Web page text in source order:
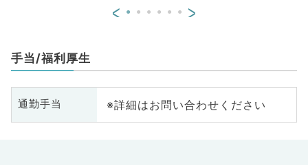
< >
手当/福利厚生
通勤手当 ※詳細はお問い合わせください